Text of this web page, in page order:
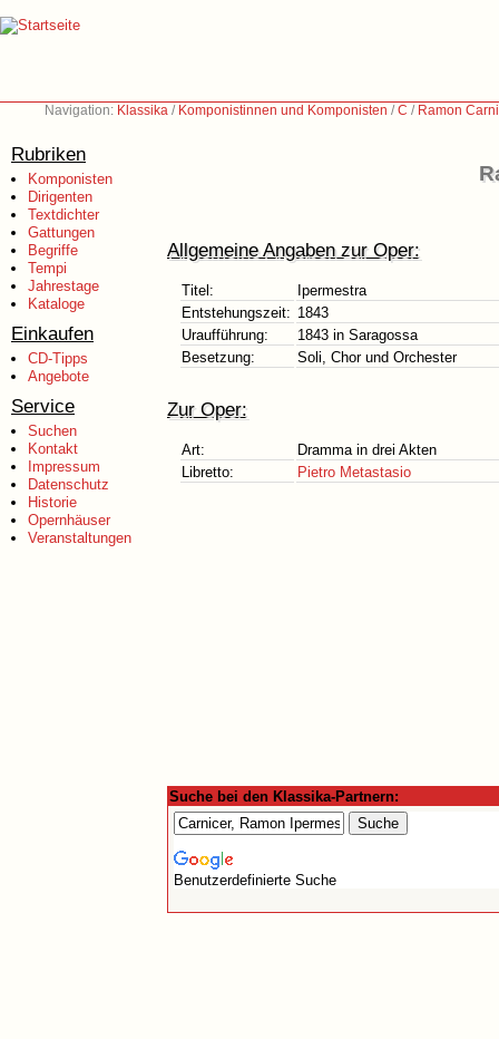
Navigation: Klassika / Komponistinnen und Komponisten /C / Ramon
Rubriken
Komponisten
Dirigenten
Textdichter
Gattungen
Begriffe
Tempi
Jahrestage
Kataloge
Einkaufen
CD-Tipps
Angebote
Service
Suchen
Kontakt
Impressum
Datenschutz
Historie
Opernhäuser
Veranstaltungen
Allgemeine Angaben zur Oper:
Titel:
Ipermestra
Entstehungszeit: 1843
Uraufführung:
1843 in Saragossa
Besetzung:
Soli, Chor und Orchester
Zur Oper:
Art:
Dramma in drei Akten
Libretto:
Pietro Metastasio
Suche bei den Klassika-Partnern:
Benutzerdefinierte Suche